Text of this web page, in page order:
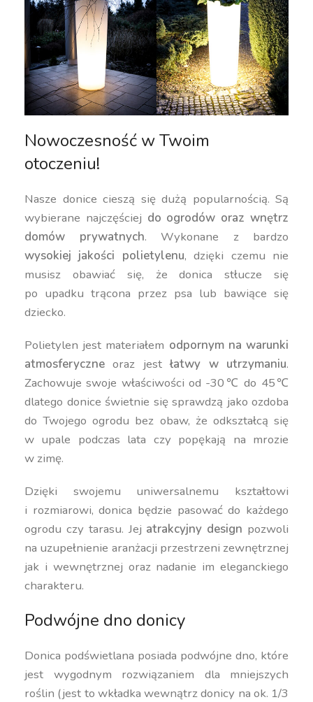
Nowoczesność w Twoim
otoczeniu!
Nasze donice cieszą się dużą popularnością. Są
wybierane najczęściej do ogrodów oraz wnętrz
domów prywatnych. Wykonane z bardzo
wysokiej jakości polietylenu, dzięki czemu nie
musisz obawiać się, że donica stłucze się
po upadku trącona przez psa lub bawiące się
dziecko.
Polietylen jest materiałem odpornym na warunki
atmosferyczne oraz jestłatwy w utrzymaniu.
Zachowuje swoje właściwości od -30℃ do 45℃
dlatego donice świetnie się sprawdzą jako ozdoba
do Twojego ogrodu bez obaw, że odkształcą się
w upale podczas lata czy popękają na mrozie
w zimę.
Dzięki swojemu uniwersalnemu kształtowi
i rozmiarowi, donica będzie pasować do każdego
ogrodu czy tarasu. Jej atrakcyjny design pozwoli
na uzupełnienie aranżacji przestrzeni zewnętrznej
jak i wewnętrznej oraz nadanie im eleganckiego
charakteru.
Podwójne dno donicy
Donica podświetlana posiada podwójne dno, które
jest wygodnym rozwiązaniem dla mniejszych
roślin (jest to wkładka wewnątrz donicy na ok. 1/3